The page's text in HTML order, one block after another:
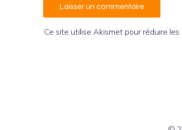
Ce site utilise Akismet pour réduire les